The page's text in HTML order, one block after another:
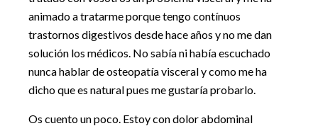
animado a tratarme porque tengo contínuos
trastornos digestivos desde hace años y no me dan
solución los médicos. No sabía ni había escuchado
nunca hablar de osteopatía visceral y como me ha
dicho que es natural pues me gustaría probarlo.
Os cuento un poco. Estoy con dolor abdominal